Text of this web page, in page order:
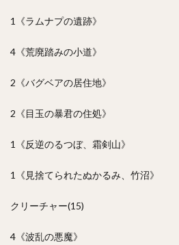
1《ラムナプの遺跡》
4《荒廃踏みの小道》
2《バグベアの居住地》
2《目玉の暴君の住処》
1《反逆のるつぼ、霜剣山》
1《見捨てられたぬかるみ、竹沼》
クリーチャー(15)
4《波乱の悪魔》